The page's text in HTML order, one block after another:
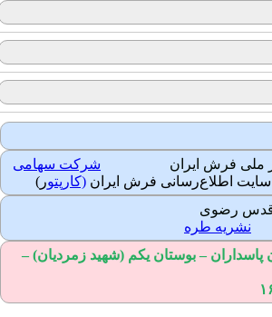
فرش ایران
شرکت سهامی
فرش ایران(کارپتور)
رضوی
نشریه طره
– بوستان یکم (شهید زمردیان) –